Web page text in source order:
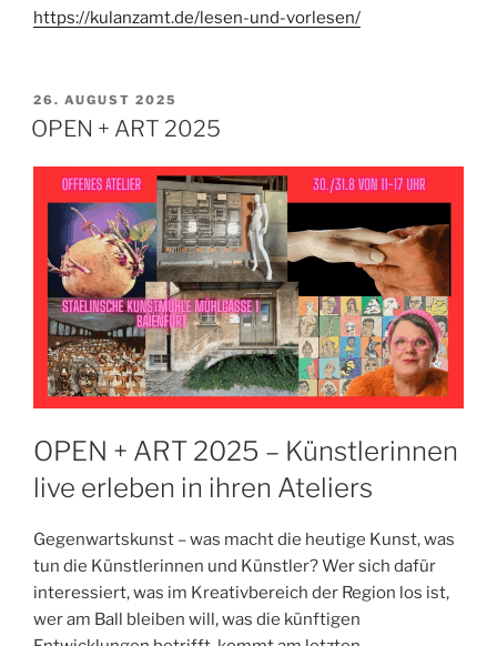
https://kulanzamt.de/lesen-und-vorlesen/
VERÖFFENTLICHT
AM
26. AUGUST 2025
OPEN + ART 2025
OPEN + ART 2025 – Künstlerinnen
live erleben in ihren Ateliers
Gegenwartskunst – was macht die heutige Kunst, was
tun die Künstlerinnen und Künstler? Wer sich dafür
interessiert, was im Kreativbereich der Region los ist,
wer am Ball bleiben will, was die künftigen